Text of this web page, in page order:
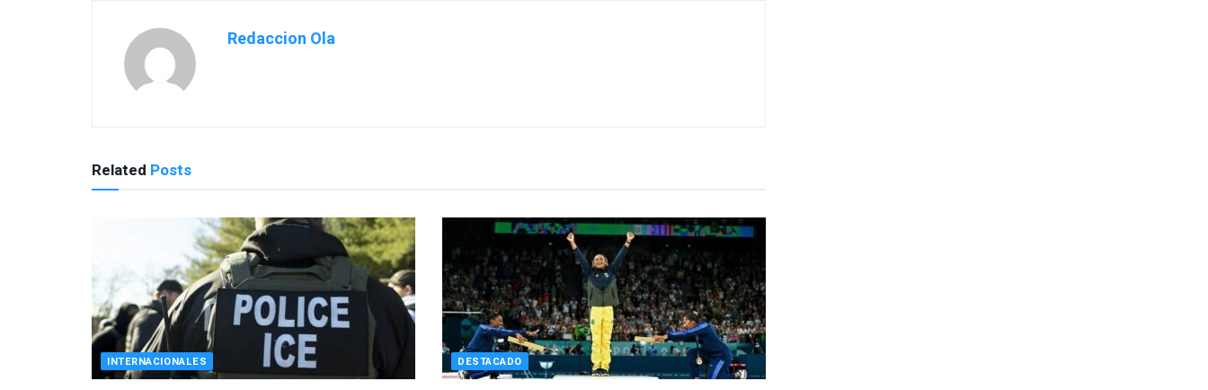
INTERNACIONALES
ICE implementará cámaras corporales para
finales de septiembre
DESTACADO
Rebeca Andrade logra mejor puntuación en
salto 2026